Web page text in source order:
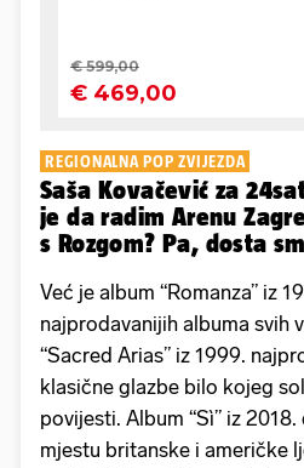
REGIONALNA POP ZVIJEZDA
Saša Kovačević za
je da radim Arenu
s Rozgom? Pa, dosta
Već je album “Romanza” iz
najprodavanijih albuma svih
“Sacred Arias” iz 1999.
klasične glazbe bilo kojeg
povijesti. Album “Sì” iz
mjestu britanske i američke